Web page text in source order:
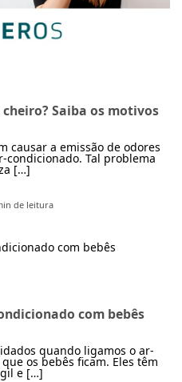
Saiba os motivos
causar a emissão de odores
Tal problema
[…]
de leitura
com bebês
quando ligamos o ar-
os bebês ficam. Eles têm
e […]